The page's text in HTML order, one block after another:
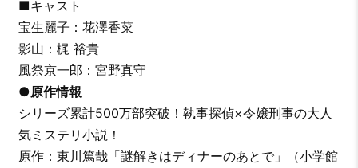
■キャスト
宝生麗子：花澤香菜
影山：梶 裕貴
風祭京一郎：宮野真守
●原作情報
シリーズ累計500万部突破！執事探偵×令嬢刑事の大人
気ミステリ小説！
原作：東川篤哉「謎解きはディナーのあとで」（小学館